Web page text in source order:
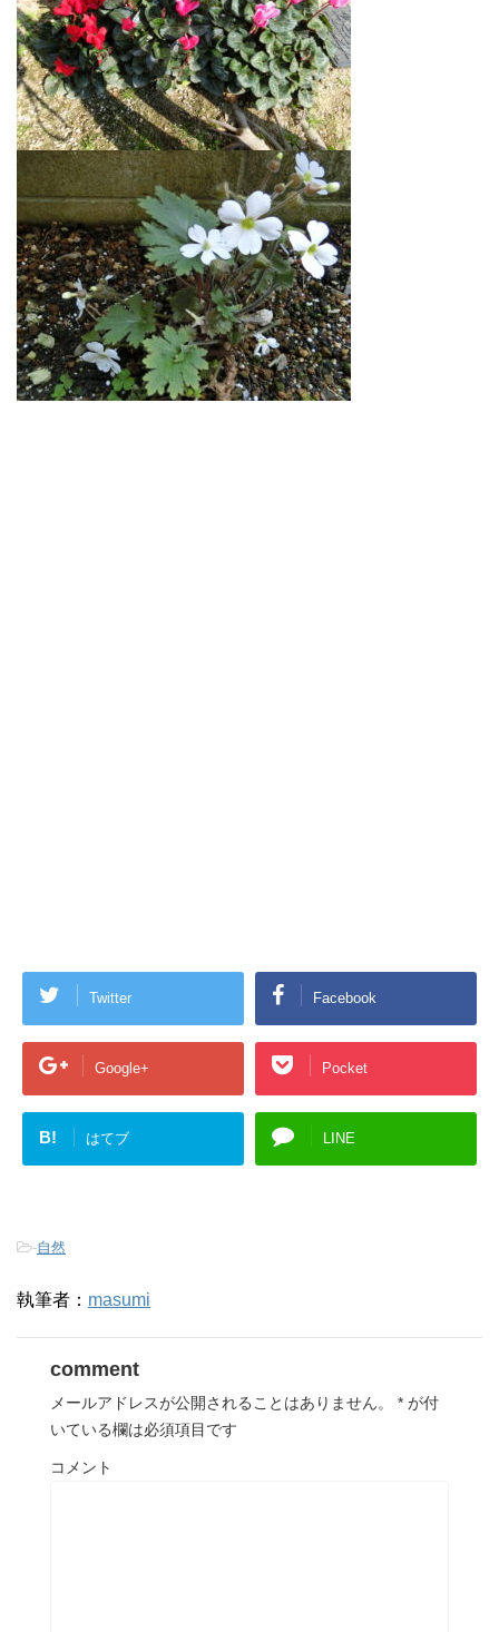
Twitter Facebook
Google+ Pocket
B! はてブ LINE
-自然
執筆者： masumi
comment
メールアドレスが公開されることはありません。 * が付
いている欄は必須項目です
コメント